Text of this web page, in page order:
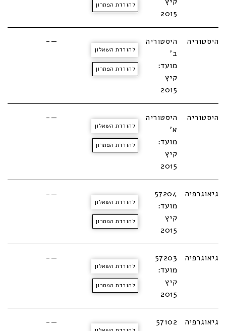
2015
להורדת הפתרון
היסטוריה
היסטוריה
ב'
מועד:
קיץ
2015
להורדת השאלון
להורדת הפתרון
—-
היסטוריה
היסטוריה
א'
מועד:
קיץ
2015
להורדת השאלון
להורדת הפתרון
—-
גיאוגרפיה
57204
מועד:
קיץ
2015
להורדת השאלון
להורדת הפתרון
—-
גיאוגרפיה
57203
מועד:
קיץ
2015
להורדת השאלון
להורדת הפתרון
—-
גיאוגרפיה
57102
—-